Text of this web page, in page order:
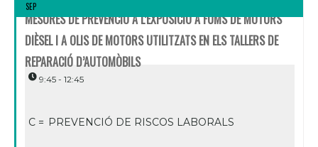
SEP
MESURES DE PREVENCIÓ A L’EXPOSICIÓ A FUMS DE MOTORS
DIÈSEL I A OLIS DE MOTORS UTILITZATS EN ELS TALLERS DE
REPARACIÓ D’AUTOMÒBILS
9:45 - 12:45
C = PREVENCIÓ DE RISCOS LABORALS